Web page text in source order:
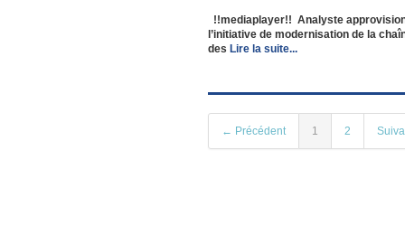
!!mediaplayer!! Analyste
l’initiative de modernisation de la
des Lire la suite...
← Précédent 1 2